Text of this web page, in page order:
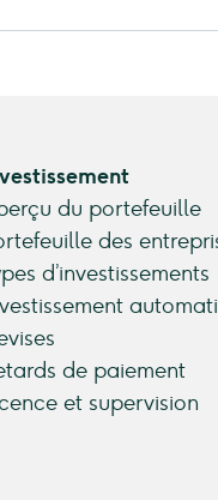
du portefeuille
des
d’investissements
de paiement
et supervision